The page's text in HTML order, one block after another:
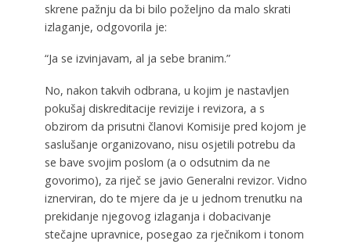
skrene pažnju da bi bilo poželjno da malo skrati
izlaganje, odgovorila je:
“Ja se izvinjavam, al ja sebe branim.”
No, nakon takvih odbrana, u kojim je nastavljen
pokušaj diskreditacije revizije i revizora, a s
obzirom da prisutni članovi Komisije pred kojom je
saslušanje organizovano, nisu osjetili potrebu da
se bave svojim poslom (a o odsutnim da ne
govorimo), za riječ se javio Generalni revizor. Vidno
iznerviran, do te mjere da je u jednom trenutku na
prekidanje njegovog izlaganja i dobacivanje
stečajne upravnice, posegao za rječnikom i tonom